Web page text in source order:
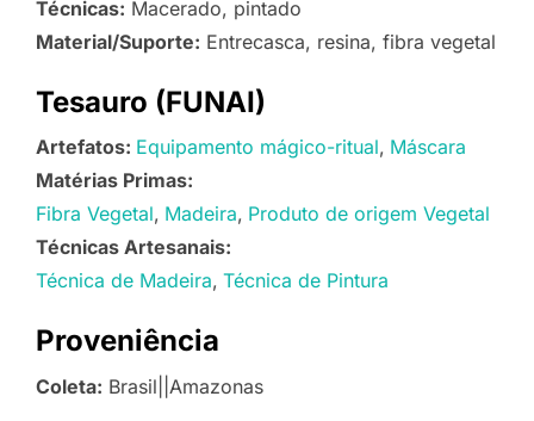
Técnicas: Macerado, pintado
Material/Suporte: Entrecasca, resina, fibra vegetal
Tesauro (FUNAI)
Artefatos: Equipamento mágico-ritual Máscara
Matérias Primas:
Fibra Vegetal Madeira Produto de origem Vegetal
Técnicas Artesanais:
Técnica de Madeira Técnica de Pintura
Proveniência
Coleta: Brasil||Amazonas